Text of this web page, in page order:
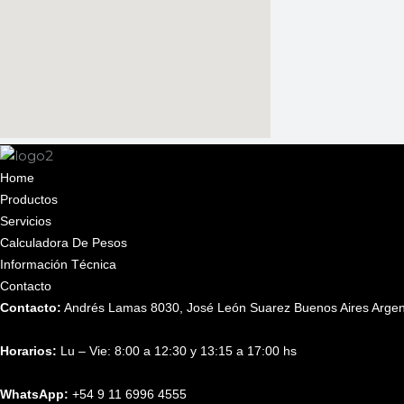
Home
Productos
Servicios
Calculadora De Pesos
Información Técnica
Contacto
Contacto: Andrés Lamas 8030, José León Suarez Buenos Aires
Horarios: Lu – Vie: 8:00 a 12:30 y 13:15 a 17:00 hs
WhatsApp: +54 9 11 6996 4555